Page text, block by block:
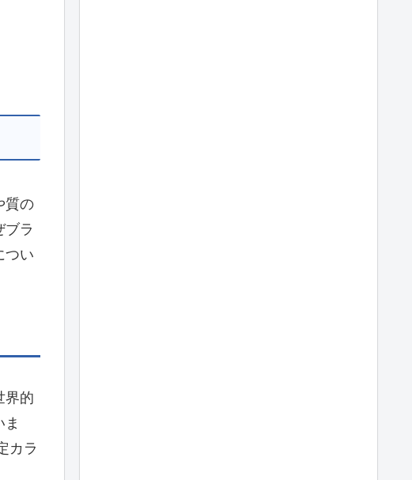
質の
ブラ
つい
界的
カラ